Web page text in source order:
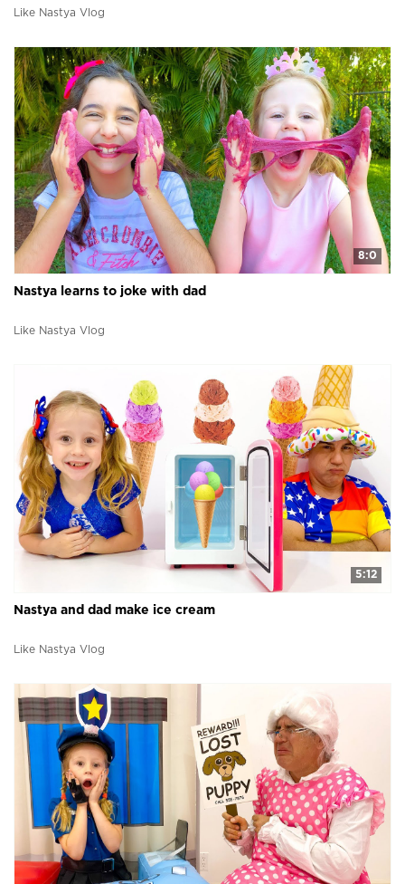
Like Nastya Vlog
8:0
Nastya learns to joke with dad
Like Nastya Vlog
5:12
Nastya and dad make ice cream
Like Nastya Vlog